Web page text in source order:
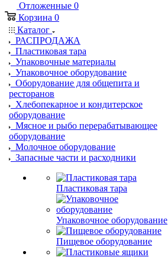
Отложенные 0
Корзина 0
Каталог
РАСПРОДАЖА
Пластиковая тара
Упаковочные материалы
Упаковочное оборудование
Оборудование для общепита и
ресторанов
Хлебопекарное и кондитерское
оборудование
Мясное и рыбо перерабатывающее
оборудование
Молочное оборудование
Запасные части и расходники
Пластиковая тара
Упаковочное оборудование
Пищевое оборудование